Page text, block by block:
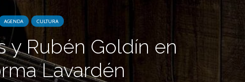
AGENDA CULTURA
y Rubén Goldín en
Lavardén